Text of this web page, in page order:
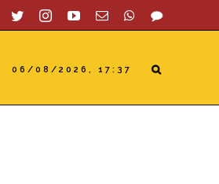
Facebook
TwitterInstagramYouTube
Email WhatsApp
SAC
06/08/2026, 17:37